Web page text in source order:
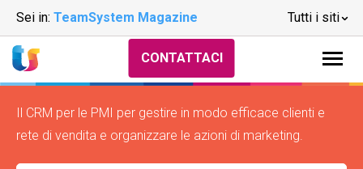
Sei in: TeamSystem Magazine Tutti i siti
CONTATTACI
Il CRM per le PMI per gestire in modo efficace clienti e
rete di vendita e organizzare le azioni di marketing.